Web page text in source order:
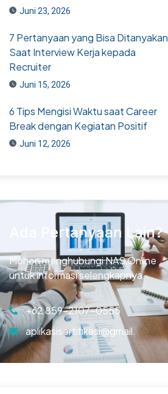
Juni 23, 2026
7 Pertanyaan yang Bisa Ditanyakan
Saat Interview Kerja kepada
Recruiter
Juni 15, 2026
6 Tips Mengisi Waktu saat Career
Break dengan Kegiatan Positif
Juni 12, 2026
Ada Pertanyaan Lain?
Mohon menghubungi NAS Online
untuk informasi selengkapnya.
+62 859-2107-0555
aplikasisertifikasi@gmail.